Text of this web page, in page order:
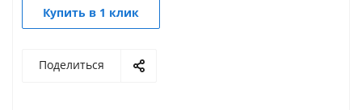
Купить в 1 клик
Поделиться